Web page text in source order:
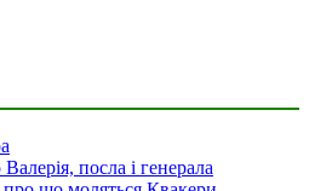
посла і генерала